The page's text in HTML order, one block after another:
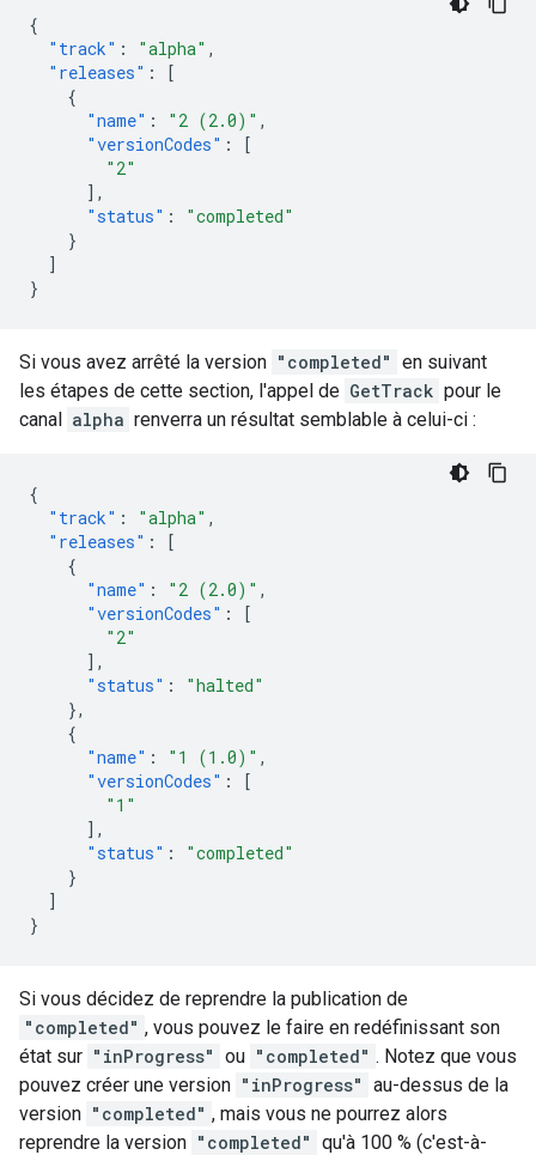
{
"track" : "alpha" ,
"releases" :
[
{
"name" : "2 (2.0)" ,
"versionCodes" :
[
"2"
],
"status" :
"completed"
}
]
}
Si vous avez arrêté la version "completed" en suivant
les étapes de cette section, l'appel de GetTrack pour le
canal alpha renverra un résultat semblable à celui-ci :
{
"track" : "alpha" ,
"releases" :
[
{
"name" : "2 (2.0)" ,
"versionCodes" :
[
"2"
],
"status" :
"halted"
},
{
"name" : "1 (1.0)" ,
"versionCodes" :
[
"1"
],
"status" :
"completed"
}
]
}
Si vous décidez de reprendre la publication de
"completed" , vous pouvez le faire en redéfinissant son
état sur "inProgress" ou "completed" . Notez que vous
pouvez créer une version "inProgress" au-dessus de la
version "completed" , mais vous ne pourrez alors
reprendre la version "completed" qu'à 100 % (c'est-à-